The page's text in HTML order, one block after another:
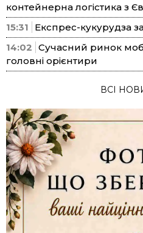
контейнерна логістика з
15:31
Експрес-кукурудза
14:02 Сучасний ринок
головні орієнтири
ВСІ